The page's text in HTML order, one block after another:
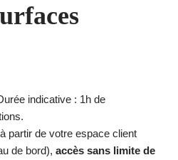
indicative : 1h de
partir de votre espace client
de bord), accès sans limite de